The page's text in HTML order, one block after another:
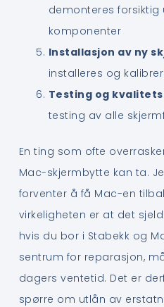
demonteres
komponenter
Installasjon av ny
installeres og
Testing og
testing av alle
En ting som ofte
Mac-skjermbytte kan ta.
forventer å få Mac-en
virkeligheten er at det
hvis du bor i Stabekk og
sentrum for reparasjon,
dagers ventetid. Det er
spørre om utlån av